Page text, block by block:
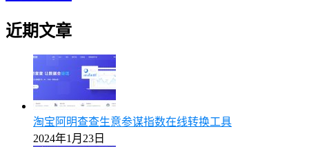
近期文章
淘宝阿明查查生意参谋指数在线转换工具
2024年1月23日